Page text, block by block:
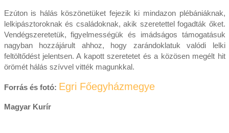
Ezúton is hálás köszönetüket fejezik ki mindazon plébániáknak,
lelkipásztoroknak és családoknak, akik szeretettel fogadták őket.
Vendégszeretetük, figyelmességük és imádságos támogatásuk
nagyban hozzájárult ahhoz, hogy zarándoklatuk valódi lelki
feltöltődést jelentsen. A kapott szeretetet és a közösen megélt hit
örömét hálás szívvel vitték magunkkal.
Forrás és fotó: Egri Főegyházmegye
Magyar Kurír